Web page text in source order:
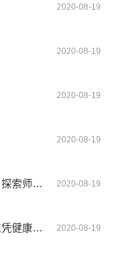
2020-08-19
2020-08-19
2020-08-19
2020-08-19
师范生就业与职业发展研究中心成立 探索师范人才培养新模式 2020-08-19
两部门部署高校秋冬季疫情防控 师生凭健康码入校 2020-08-19